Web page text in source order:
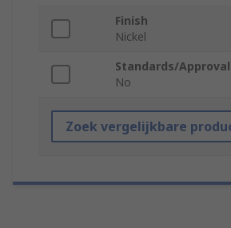
Finish
Nickel
Standards/
No
Zoek vergelijkbare